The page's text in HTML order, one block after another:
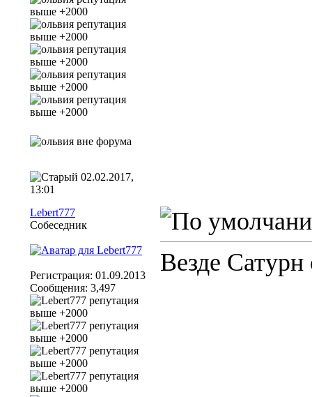
02.02.2017,
13:01
Lebert777
Собеседник
Регистрация: 01.09.2013
Сообщения: 3,497
Везде